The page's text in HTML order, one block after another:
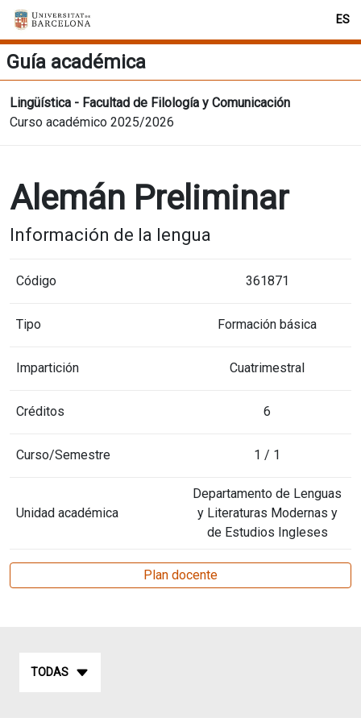
ES
Guía académica
Lingüística - Facultad de Filología y Comunicación
Curso académico 2025/2026
Alemán Preliminar
Información de la lengua
Código 361871
Tipo Formación básica
Impartición Cuatrimestral
Créditos 6
Curso/Semestre 1 / 1
Unidad académica
Departamento de Lenguas
y Literaturas Modernas y
de Estudios Ingleses
Plan docente
TODAS